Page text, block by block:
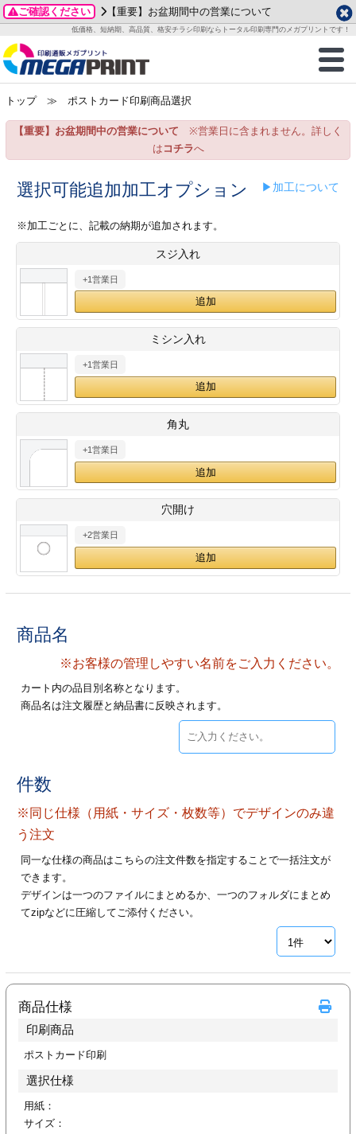
ご確認ください 【重要】お盆期間中の営業について
低価格、短納期、高品質、格安チラシ印刷ならトータル印刷専門のメガプリントです！
商品一覧
グッズ
ステッカー
ックカード印刷
業ツール印刷
＆盛り上げ印刷
ご利用ガイド
お客様へ
いて
方法
/送料について
刷
カード印刷
ックカード名刺
ムカード
型マル型印刷
ード印刷
刷
印刷
印刷
フォルダー
印刷
印刷
リーブ印刷
加工
印刷
データ作成ガイド
成前に
ガイド
加工指示ガイド
テンプレート
ード印刷
名刺印刷
ックカード
ード印刷
形マル型
印刷
刷
印刷
カード印刷
ァイル印刷
印刷
リーブ
ー印刷
一覧
わせ
り
プル請求
2026年 8月
月
火 水 木 金
土
1
3
4 5 6 7
8
15
24
25 26 27
29
土
1
2 3
9 10 11
12
14
15 16 17 18
19
26
28
29 30
・・休業日
トップ≫ ポストカード印刷商品選択
【重要】お盆期間中の営業について ※営業日に含まれません。詳しく
は コチラへ
選択可能追加加工オプション ▶加工について
※加工ごとに、記載の納期が追加されます。
スジ入れ
+1営業日
ミシン入れ
+1営業日
角丸
+1営業日
穴開け
+2営業日
商品名
※お客様の管理しやすい名前をご入力ください。
カート内の品目別名称となります。
商品名は注文履歴と納品書に反映されます。
件数
※同じ仕様（用紙・サイズ・枚数等）でデザインのみ違
う注文
同一な仕様の商品はこちらの注文件数を指定することで一括注文が
できます。
デザインは一つのファイルにまとめるか、一つのフォルダにまとめ
てzipなどに圧縮してご添付ください。
商品仕様
印刷商品
ポストカード印刷
選択仕様
用紙：
サイズ：